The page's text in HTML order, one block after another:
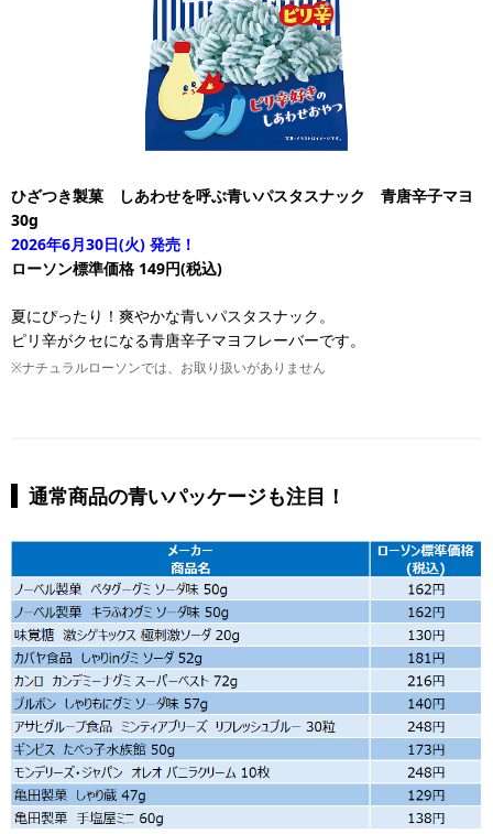
ひざつき製菓 しあわせを呼ぶ青いパスタスナック 青唐辛子マヨ
30g
2026年6月30日(火) 発売！
ローソン標準価格 149円(税込)
夏にぴったり！爽やかな青いパスタスナック。
ピリ辛がクセになる青唐辛子マヨフレーバーです。
※ナチュラルローソンでは、お取り扱いがありません
通常商品の青いパッケージも注目！